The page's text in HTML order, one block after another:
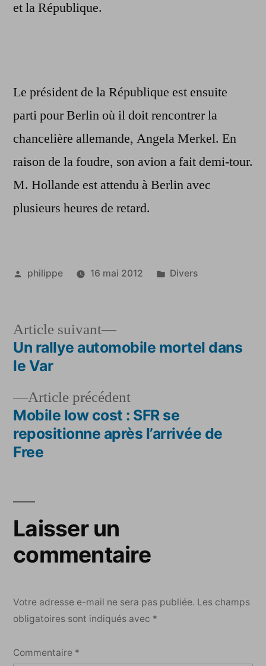
et la République.
Le président de la République est ensuite
parti pour Berlin où il doit rencontrer la
chancelière allemande, Angela Merkel. En
raison de la foudre, son avion a fait demi-tour.
M. Hollande est attendu à Berlin avec
plusieurs heures de retard.
Publié
philippe 16 mai 2012
Publié
Divers
Navigation
l’article
Article précédentArticle
précédent :
Mobile low cost : SFR se
repositionne après l’arrivée de
Free
Article suivant
Article
suivant :
Un rallye automobile mortel dans
le Var
Laisser un
commentaire
Votre adresse e-mail ne sera pas publiée. Les champs
obligatoires sont indiqués avec *
Commentaire *